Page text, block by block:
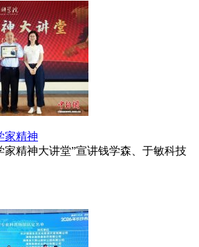
家精神
家精神大讲堂”宣讲钱学森、于敏科技